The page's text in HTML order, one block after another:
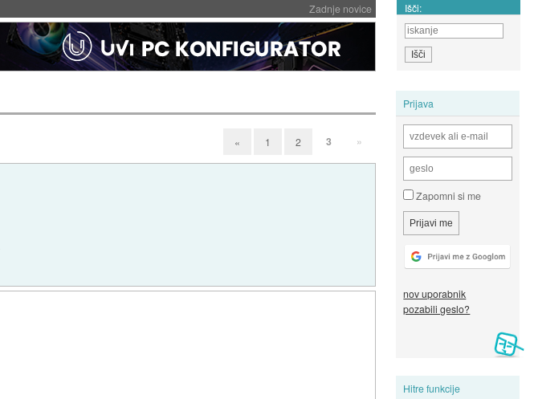
Zadnje novice Išči:
Prijava
Zapomni si me
nov uporabnik
pozabili geslo?
Hitre funkcije
« 1 2 3 »